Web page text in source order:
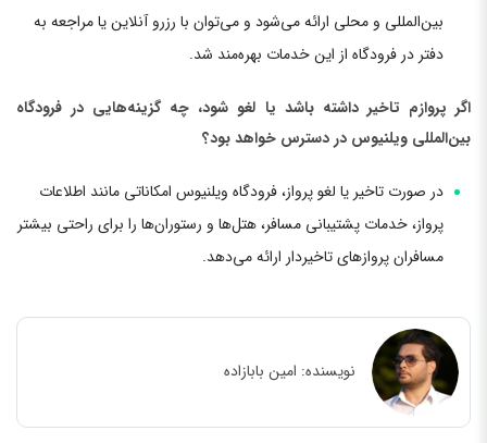
بین‌المللی و محلی ارائه می‌شود و می‌توان با رزرو آنلاین یا مراجعه به
دفتر در فرودگاه از این خدمات بهره‌مند شد.
اگر پروازم تاخیر داشته باشد یا لغو شود، چه گزینه‌هایی در فرودگاه
بین‌المللی ویلنیوس در دسترس خواهد بود؟
در صورت تاخیر یا لغو پرواز، فرودگاه ویلنیوس امکاناتی مانند اطلاعات
پرواز، خدمات پشتیبانی مسافر، هتل‌ها و رستوران‌ها را برای راحتی بیشتر
مسافران پروازهای تاخیردار ارائه می‌دهد.
نویسنده: امین بابازاده